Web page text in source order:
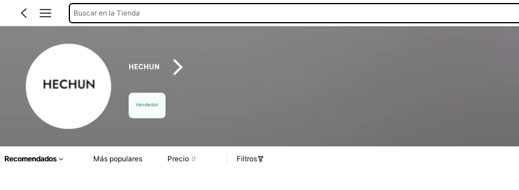
Buscar en la Tienda
HECHUN
Vendedor
Recomendados Más populares Precio Filtros